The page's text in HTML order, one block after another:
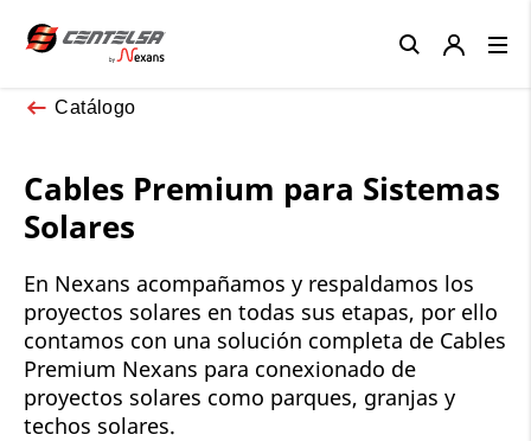
Catálogo
Cables Premium para Sistemas
Solares
En Nexans acompañamos y respaldamos los
proyectos solares en todas sus etapas, por ello
contamos con una solución completa de Cables
Premium Nexans para conexionado de
proyectos solares como parques, granjas y
techos solares.
Close